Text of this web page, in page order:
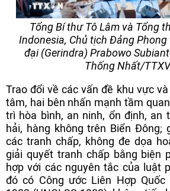
Tổng Bí thư Tô Lâm và Tổng
Indonesia, Chủ tịch Đảng
đại (Gerindra) Prabowo
Thống Nhất/
Trao đổi về các vấn đề khu vực
tâm, hai bên nhấn mạnh tầm
trì hòa bình, an ninh, ổn định, an
hải, hàng không trên Biển Đông;
các tranh chấp, không đe dọa
giải quyết tranh chấp bằng biện
hợp với các nguyên tắc của luật
đó có Công ước Liên Hợp